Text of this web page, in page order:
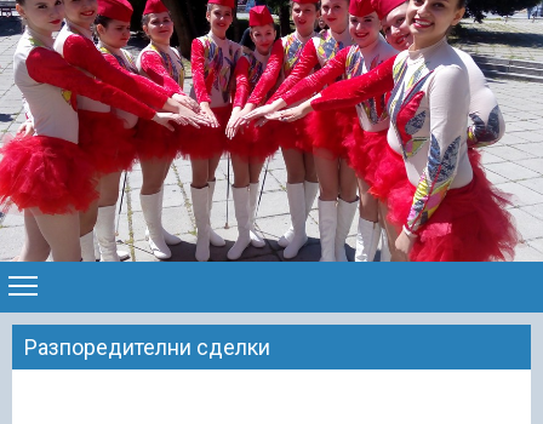
Разпоредителни сделки